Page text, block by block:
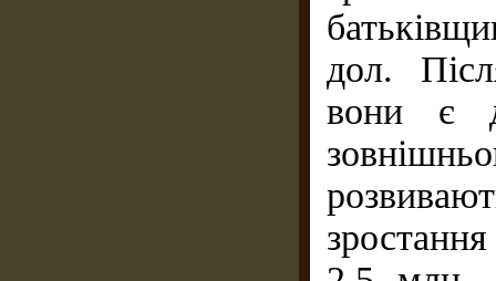
дол.
вони є